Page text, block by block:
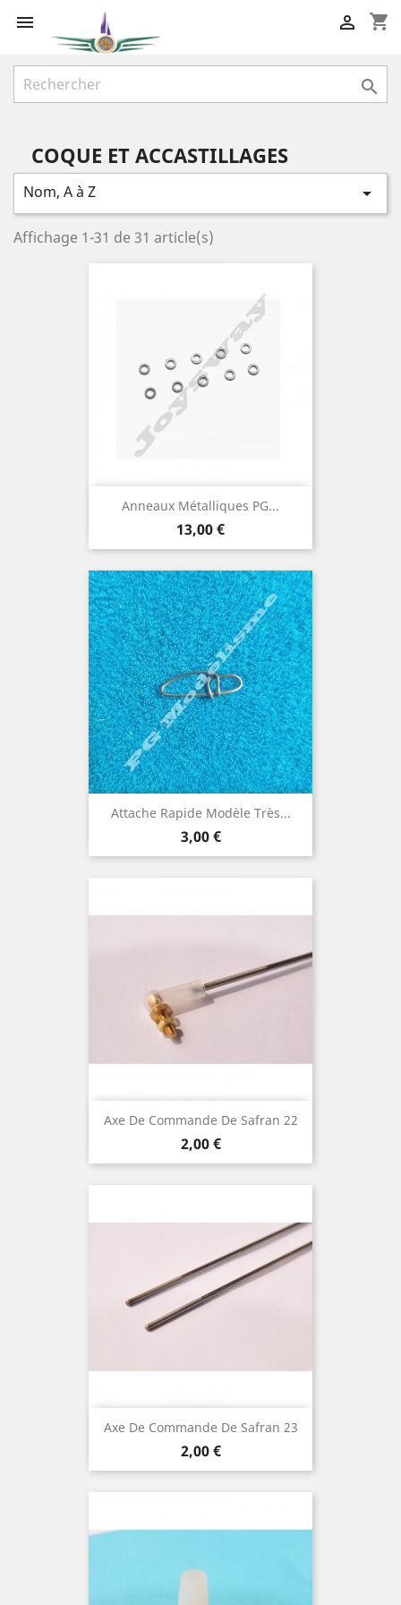
 shopping_cart


COQUE ET ACCASTILLAGES
Nom, A à Z 
Affichage 1-31 de 31 article(s)
Anneaux Métalliques PG...
Prix
13,00 €
Attache Rapide Modèle Très...
Prix
3,00 €
Axe De Commande De Safran 22
Prix
2,00 €
Axe De Commande De Safran 23
Prix
2,00 €